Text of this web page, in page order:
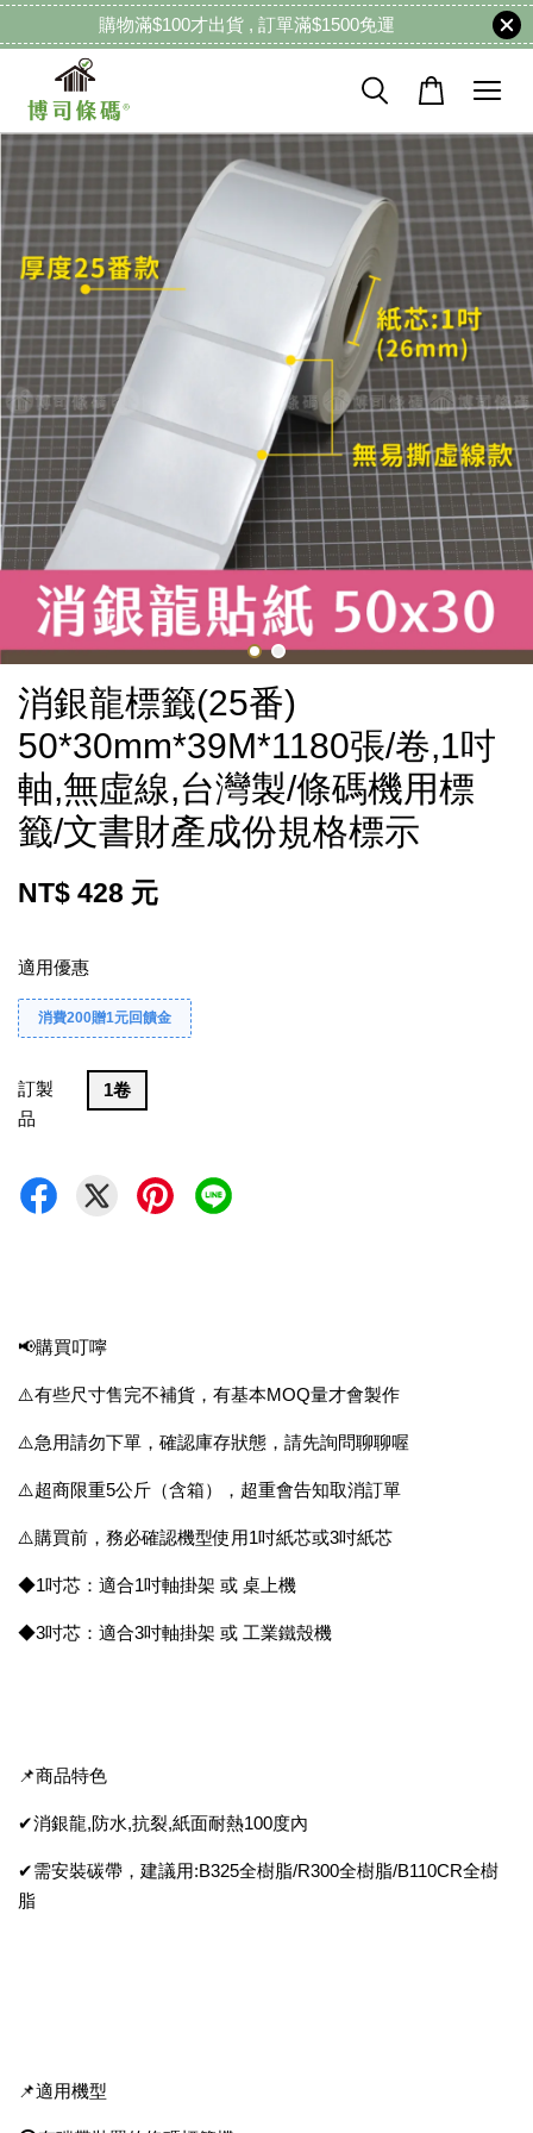
購物滿$100才出貨 , 訂單滿$1500免運
消銀龍標籤(25番)
50*30mm*39M*1180張/卷,1吋
軸,無虛線,台灣製/條碼機用標
籤/文書財產成份規格標示
NT$ 428 元
適用優惠
消費200贈1元回饋金
訂製
品
1卷
📢購買叮嚀
⚠️有些尺寸售完不補貨，有基本MOQ量才會製作
⚠️急用請勿下單，確認庫存狀態，請先詢問聊聊喔
⚠️超商限重5公斤（含箱），超重會告知取消訂單
⚠️購買前，務必確認機型使用1吋紙芯或3吋紙芯
◆1吋芯：適合1吋軸掛架 或 桌上機
◆3吋芯：適合3吋軸掛架 或 工業鐵殼機
📌商品特色
✔消銀龍,防水,抗裂,紙面耐熱100度內
✔需安裝碳帶，建議用:B325全樹脂/R300全樹脂/B110CR全樹
脂
📌適用機型